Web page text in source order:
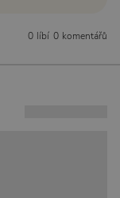
0 líbí 0 komentářů